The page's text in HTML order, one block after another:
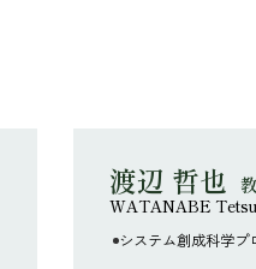
渡辺 哲也
WATANABE
システム創成科学プ